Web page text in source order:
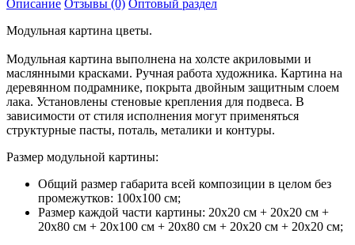
Описание Отзывы (0) Оптовый раздел
Модульная картина цветы.
Модульная картина выполнена на холсте акриловыми и
маслянными красками. Ручная работа художника. Картина на
деревянном подрамнике, покрыта двойным защитным слоем
лака. Установлены стеновые крепления для подвеса. В
зависимости от стиля исполнения могут применяться
структурные пасты, поталь, металики и контуры.
Размер модульной картины:
Общий размер габарита всей композиции в целом без
промежутков: 100х100 см;
Размер каждой части картины: 20х20 см + 20х20 см +
20х80 см + 20х100 см + 20х80 см + 20х20 см + 20х20 см;